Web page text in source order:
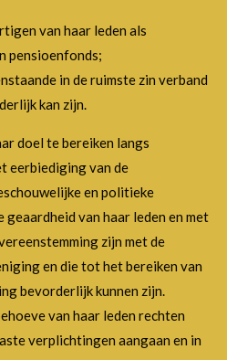
van haar leden als
pensioenfonds;
in de ruimste zin verband
kan zijn.
doel te bereiken langs
eerbiediging van de
en politieke
van haar leden en met
zijn met de
en die tot het bereiken van
bevorderlijk kunnen zijn.
van haar leden rechten
verplichtingen aangaan en in